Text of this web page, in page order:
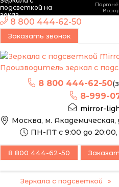
подсветкой на
заказ
Производитель зеркал с
8 800 444-62-50
8-999-
mirror-
Москва, м. Академическая,
ПН-ПТ с 9:00 до 20:00,
8 800 444-62-50
Заказать звонок
8 800 444-62-50
Зеркала с подсветкой